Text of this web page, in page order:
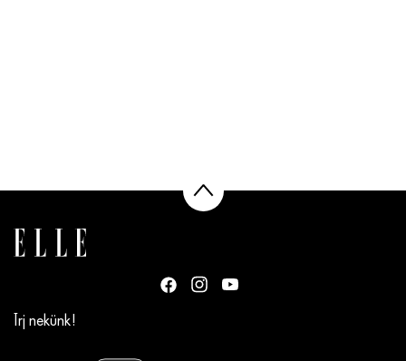
Írj nekünk!